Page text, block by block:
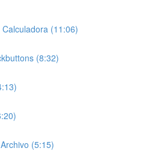
(11:06)
(8:32)
(5:15)